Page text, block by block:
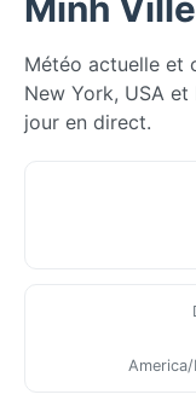
Météo actuelle et
New York, USA
jour en direct.
America/